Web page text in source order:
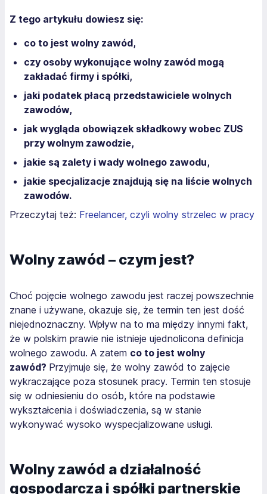
Z tego artykułu dowiesz się:
co to jest wolny zawód,
czy osoby wykonujące wolny zawód mogą
zakładać firmy i spółki,
jaki podatek płacą przedstawiciele wolnych
zawodów,
jak wygląda obowiązek składkowy wobec ZUS
przy wolnym zawodzie,
jakie są zalety i wady wolnego zawodu,
jakie specjalizacje znajdują się na liście wolnych
zawodów.
Przeczytaj też: Freelancer, czyli wolny strzelec w pracy
Wolny zawód – czym jest?
Choć pojęcie wolnego zawodu jest raczej powszechnie
znane i używane, okazuje się, że termin ten jest dość
niejednoznaczny. Wpływ na to ma między innymi fakt,
że w polskim prawie nie istnieje ujednolicona definicja
wolnego zawodu. A zatem co to jest wolny
zawód? Przyjmuje się, że wolny zawód to zajęcie
wykraczające poza stosunek pracy. Termin ten stosuje
się w odniesieniu do osób, które na podstawie
wykształcenia i doświadczenia, są w stanie
wykonywać wysoko wyspecjalizowane usługi.
Wolny zawód a działalność
gospodarcza i spółki partnerskie